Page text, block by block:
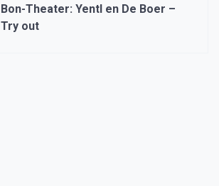
Bon-Theater: Yentl en De Boer –
Try out